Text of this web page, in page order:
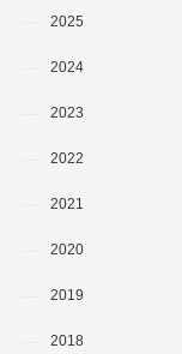
2025
2024
2023
2022
2021
2020
2019
2018